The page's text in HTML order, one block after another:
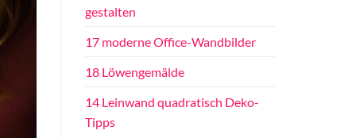
gestalten
17 moderne Office-Wandbilder
18 Löwengemälde
14 Leinwand quadratisch Deko-
Tipps